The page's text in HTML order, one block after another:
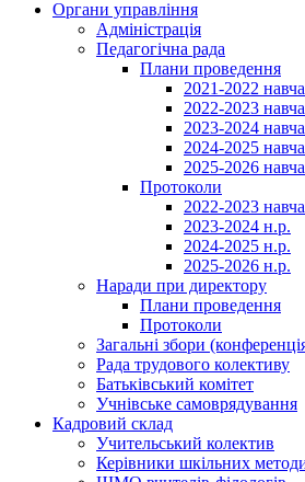
Органи управління
Адміністрація
Педагогічна рада
Плани проведення
2021-2022
2022-2023
2023-2024
2024-2025
2025-2026
Протоколи
2022-2023
2023-2024 н.р.
2024-2025 н.р.
2025-2026 н.р.
Наради при директору
Плани проведення
Протоколи
Загальні збори
Рада трудового колективу
Батьківський комітет
Учнівське самоврядування
Кадровий склад
Учительський колектив
Керівники шкільних